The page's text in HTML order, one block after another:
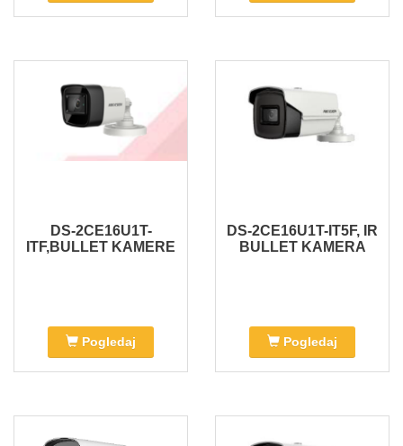
DS-2CE16U1T-
ITF,BULLET KAMERE
Pogledaj
DS-2CE16U1T-IT5F, IR
BULLET KAMERA
Pogledaj